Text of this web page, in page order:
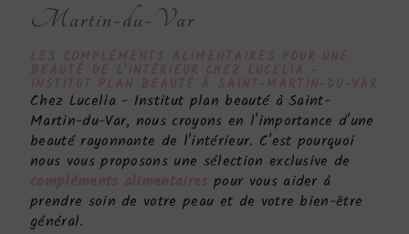
Martin-du-Var
LES COMPLÉMENTS ALIMENTAIRES POUR UNE
BEAUTÉ DE L'INTÉRIEUR CHEZ LUCELIA -
INSTITUT PLAN BEAUTÉ À SAINT-MARTIN-DU-VAR
Chez Lucelia - Institut plan beauté à Saint-
Martin-du-Var, nous croyons en l'importance d'une
beauté rayonnante de l'intérieur. C'est pourquoi
nous vous proposons une sélection exclusive de
compléments alimentaires pour vous aider à
prendre soin de votre peau et de votre bien-être
général.